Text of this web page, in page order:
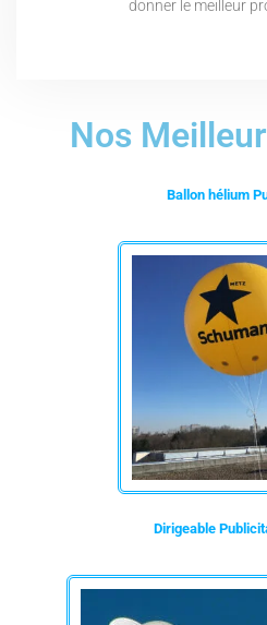
donner le meilleur
Nos
Ballon hélium
Dirigeable